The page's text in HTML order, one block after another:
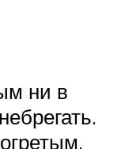
ни в